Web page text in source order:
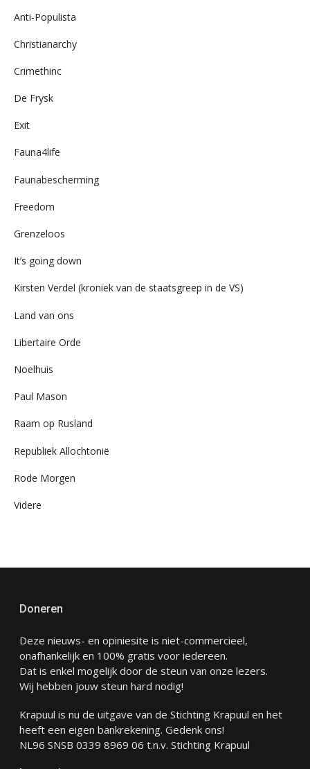
Anti-Populista
Christianarchy
Crimethinc
De Frysk
Exit
Fauna4life
Faunabescherming
Freedom
Grenzeloos
It’s going down
Kirsten Verdel (kroniek van de staatsgreep in de VS)
Land van ons
Libertaire Orde
Noelhuis
Paul Mason
Raam op Rusland
Republiek Allochtonië
Rode Morgen
Videre
Doneren
Deze nieuws- en opiniesite is niet-commercieel,
onafhankelijk en 100% gratis voor iedereen.
Dat is enkel mogelijk door de steun van onze lezers.
Wij hebben jouw steun hard nodig!
Krapuul is nu de uitgave van de Stichting Krapuul en het
heeft een eigen bankrekening. Gedenk ons!
NL96 SNSB 0339 8969 06 t.n.v. Stichting Krapuul